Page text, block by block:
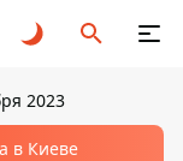
2023
в Киеве